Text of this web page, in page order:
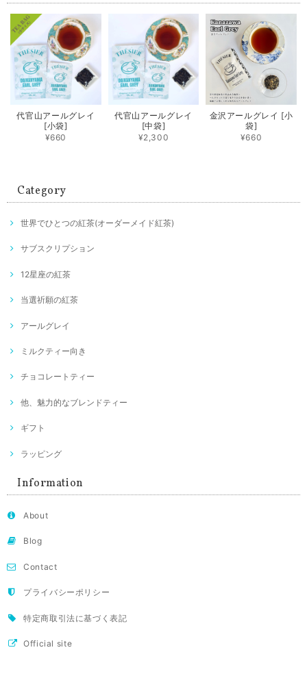
代官山アールグレイ
[小袋]
¥660
代官山アールグレイ
[中袋]
¥2,300
金沢アールグレイ [小
袋]
¥660
Category
世界でひとつの紅茶(オーダーメイド紅茶)
サブスクリプション
12星座の紅茶
当選祈願の紅茶
アールグレイ
ミルクティー向き
チョコレートティー
他、魅力的なブレンドティー
ギフト
ラッピング
Information
About
Blog
Contact
プライバシーポリシー
特定商取引法に基づく表記
Official site